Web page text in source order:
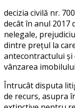
decizia civilă nr.
decât în anul 2017
nelegale,
dintre preţul la
antecontractului şi
vânzarea
Întrucât disputa
de recurs, asupra